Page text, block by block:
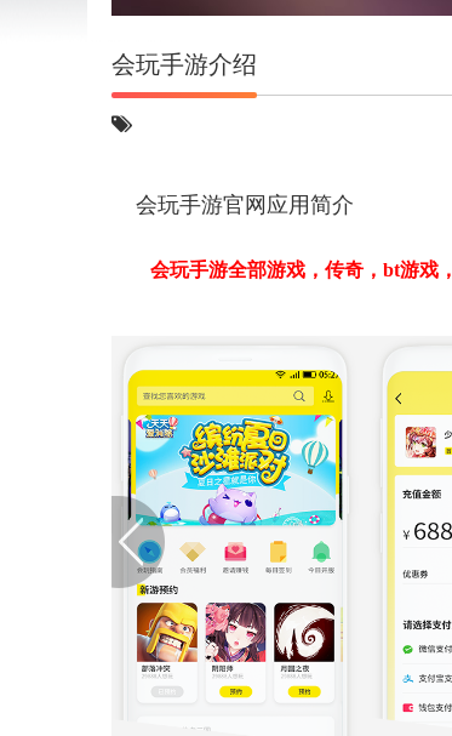
会玩手游介绍
会玩手游官网应用简介
会玩手游全部游戏，传奇，bt游戏
百分之90的bt游戏盒子都能折扣，
会玩手游app是一款拥有最全游戏
典以及最新的手机游戏，会玩手游app
软件介绍
会玩手游平台app是一款专门为热
置上千款热门游戏，免下载一点即玩
大礼包可以领取，喜欢玩游戏的朋友不